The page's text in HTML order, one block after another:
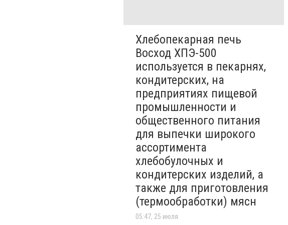
Хлебопекарная печь
Восход ХПЭ-500
используется в пекарнях,
кондитерских, на
предприятиях пищевой
промышленности и
общественного питания
для выпечки широкого
ассортимента
хлебобулочных и
кондитерских изделий, а
также для приготовления
(термообработки) мясн
05:47, 25 июля